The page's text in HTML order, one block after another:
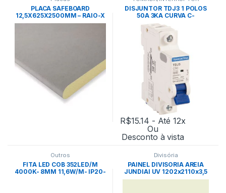
PLACA SAFEBOARD
12,5X625X2500MM – RAIO-X
DISJUNTOR TDJ3 1 POLOS
50A 3KA CURVA C-
TRAMONTINA
R$15.14 - Até 12x
Ou
Desconto à vista
Outros
FITA LED COB 352LED/M
4000K- 8MM 11,6W/M- IP20-
Divisória
PAINEL DIVISORIA AREIA
JUNDIAI UV 1202x2110x3,5
UN – EUCATEX